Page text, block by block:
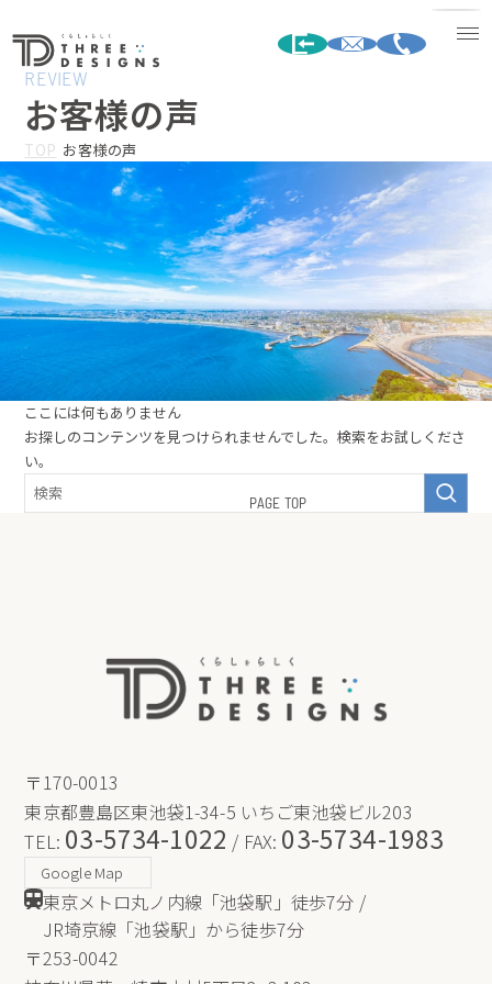
REVIEW
お客様の声
TOP お客様の声
ここには何もありません
お探しのコンテンツを見つけられませんでした。検索をお試しくださ
い。
〒170-0013
東京都豊島区東池袋1-34-5 いちご東池袋ビル203
TEL: 03-5734-1022 / FAX: 03-5734-1983
Google Map
東京メトロ丸ノ内線「池袋駅」徒歩7分 /
JR埼京線「池袋駅」から徒歩7分
〒253-0042
PAGE TOP